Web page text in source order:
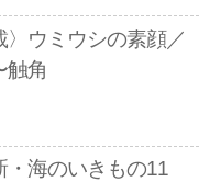
〉ウミウシの素顔／
触角
・海のいきもの11